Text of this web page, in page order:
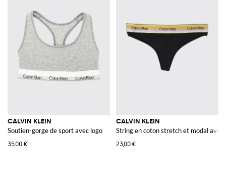
CALVIN KLEIN
Soutien-gorge de sport avec logo
35,00 €
CALVIN KLEIN
String en coton stretch et modal avec
23,00 €